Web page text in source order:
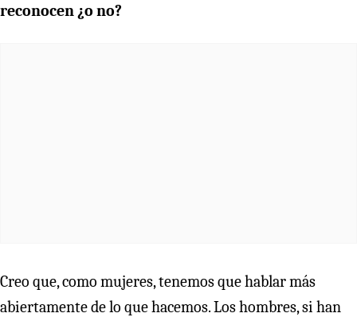
reconocen ¿o no?
Creo que, como mujeres, tenemos que hablar más
abiertamente de lo que hacemos. Los hombres, si han